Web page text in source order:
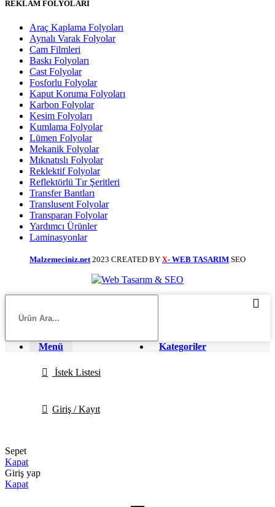
REKLAM FOLYOLARI
Araç Kaplama Folyoları
Aynalı Varak Folyolar
Cam Filmleri
Baskı Folyoları
Cast Folyolar
Fosforlu Folyolar
Kaput Koruma Folyoları
Karbon Folyolar
Kesim Folyoları
Kumlama Folyolar
Lümen Folyolar
Mekanik Folyolar
Mıknatıslı Folyolar
Reklektif Folyolar
Reflektörlü Tır Şeritleri
Transfer Bantları
Translusent Folyolar
Transparan Folyolar
Yardımcı Ürünler
Laminasyonlar
Malzemeciniz.net 2023 CREATED BY X- WEB TASARIM SEO
Menü Kategoriler
İstek Listesi
Giriş / Kayıt
Sepet
Kapat
Giriş yap
Kapat